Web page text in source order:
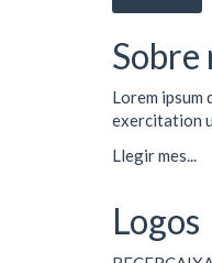
Sobre
Lorem ipsum
exercitation
Llegir mes...
Logos